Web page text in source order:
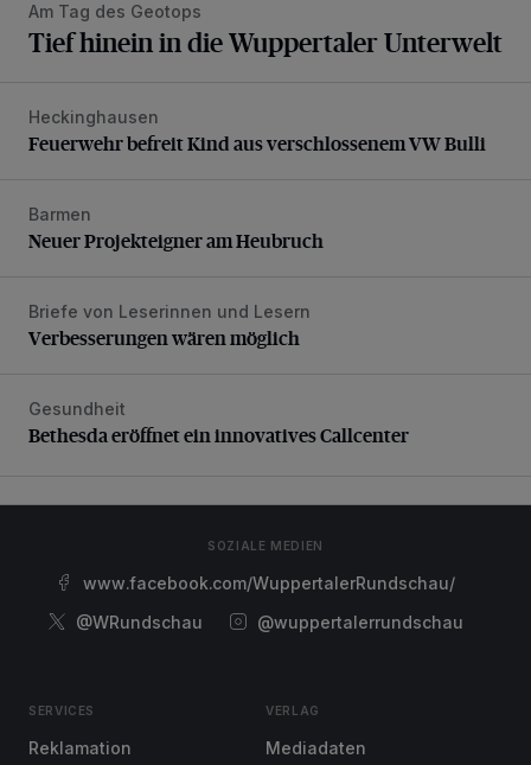
Am Tag des Geotops
Tief hinein in die Wuppertaler Unterwelt
Feuerwehr befreit Kind aus verschlossenem VW Bulli
Heckinghausen
Feuerwehr befreit Kind aus verschlossenem VW Bulli
Neuer Projekteigner am Heubruch
Barmen
Neuer Projekteigner am Heubruch
Verbesserungen wären möglich
Briefe von Leserinnen und Lesern
Verbesserungen wären möglich
Bethesda eröffnet ein innovatives Callcenter
Gesundheit
Bethesda eröffnet ein innovatives Callcenter
SOZIALE MEDIEN
www.facebook.com/WuppertalerRundschau/
@WRundschau
@wuppertalerrundschau
SERVICES
Reklamation
VERLAG
Mediadaten